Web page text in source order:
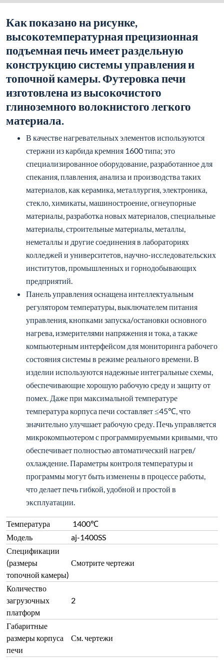
Как показано на рисунке,
высокотемпературная прецизионная
подъемная печь имеет раздельную
конструкцию системы управления и
топочной камеры. Футеровка печи
изготовлена из высокочистого
глиноземного волокнистого легкого
материала.
В качестве нагревательных элементов используются
стержни из карбида кремния 1600 типа; это
специализированное оборудование, разработанное для
спекания, плавления, анализа и производства таких
материалов, как керамика, металлургия, электроника,
стекло, химикаты, машиностроение, огнеупорные
материалы, разработка новых материалов, специальные
материалы, строительные материалы, металлы,
неметаллы и другие соединения в лабораториях
колледжей и университетов, научно-исследовательских
институтов, промышленных и горнодобывающих
предприятий.
Панель управления оснащена интеллектуальным
регулятором температуры, выключателем питания
управления, кнопками запуска/остановки основного
нагрева, измерителями напряжения и тока, а также
компьютерным интерфейсом для мониторинга рабочего
состояния системы в режиме реального времени. В
изделии используются надежные интегральные схемы,
обеспечивающие хорошую рабочую среду и защиту от
помех. Даже при максимальной температуре
температура корпуса печи составляет ≤45℃, что
значительно улучшает рабочую среду. Печь управляется
микрокомпьютером с программируемыми кривыми, что
обеспечивает полностью автоматический нагрев/
охлаждение. Параметры контроля температуры и
программы могут быть изменены в процессе работы,
что делает печь гибкой, удобной и простой в
эксплуатации.
Температура
1400℃
Модель
aj-1400SS
Спецификации
(размеры
топочной камеры)
Смотрите чертежи
Количество
загрузочных
платформ
2
Габаритные
размеры корпуса
печи
См. чертежи